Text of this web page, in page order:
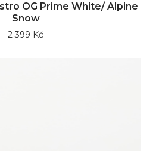
OG Prime White/ Alpine
Snow
2 399 Kč